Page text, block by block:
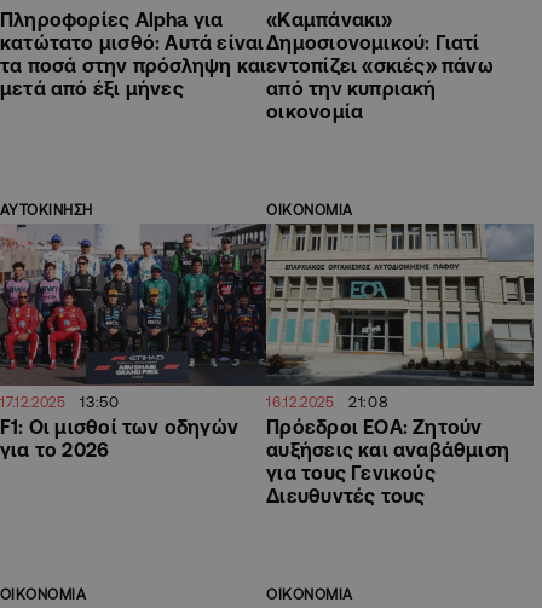
Πληροφορίες Alpha για
κατώτατο μισθό: Αυτά είναι
τα ποσά στην πρόσληψη και
μετά από έξι μήνες
«Καμπάνακι»
Δημοσιονομικού: Γιατί
εντοπίζει «σκιές» πάνω
από την κυπριακή
οικονομία
ΑΥΤΟΚΙΝΗΣΗ
17.12.2025 13:50
F1: Οι μισθοί των οδηγών
για το 2026
ΟΙΚΟΝΟΜΙΑ
16.12.2025 21:08
Πρόεδροι ΕΟΑ: Ζητούν
αυξήσεις και αναβάθμιση
για τους Γενικούς
Διευθυντές τους
ΟΙΚΟΝΟΜΙΑ ΟΙΚΟΝΟΜΙΑ